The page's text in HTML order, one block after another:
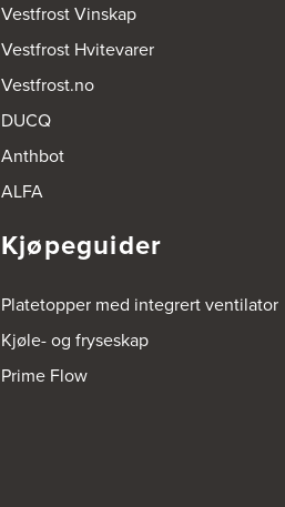
Vestfrost Vinskap
Vestfrost Hvitevarer
Vestfrost.no
DUCQ
Anthbot
ALFA
Kjøpeguider
Platetopper med integrert ventilator
Kjøle- og fryseskap
Prime Flow